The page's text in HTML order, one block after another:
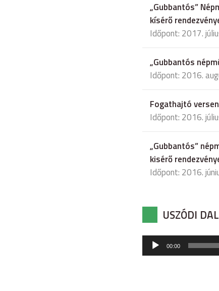
„Gubbantós”
kísérő
Időpont: 2017.
„Gubbantós
Időpont: 2016.
Fogathajtó
Időpont: 2016.
„Gubbantós”
kisérő
Időpont: 2016.
USZÓDI
Audió
lejátszó
00:00